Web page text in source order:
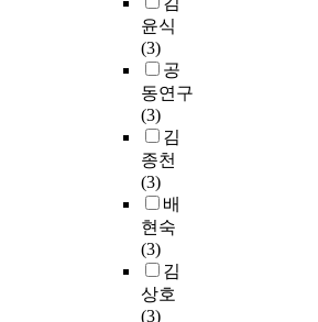
윤식
(3)
공
동연구
(3)
김
종천
(3)
배
현숙
(3)
김
상호
(3)